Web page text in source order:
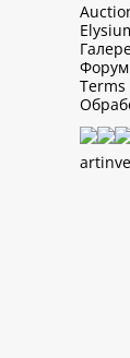
Форум
Terms